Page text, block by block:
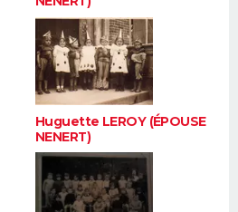
Huguette LEROY (ÉPOUSE
NENERT)